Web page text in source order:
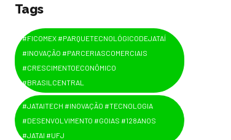
Tags
#FICOMEX #PARQUETECNOLÓGICODEJATAÍ
#INOVAÇÃO #PARCERIASCOMERCIAIS
#CRESCIMENTOECONÔMICO
#BRASILCENTRAL
#JATAITECH #INOVAÇÃO #TECNOLOGIA
#DESENVOLVIMENTO #GOIAS #128ANOS
#JATAI #UFJ